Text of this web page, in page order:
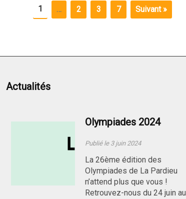
1 2 3
… 7 Suivant »
Actualités
Olympiades 2024
Publié le 3 juin 2024
La 26ème édition des
Olympiades de La Pardieu
n’attend plus que vous !
Retrouvez-nous du 24 juin au